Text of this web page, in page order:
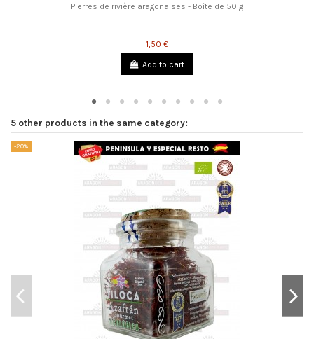
Pierres de rivière aragonaises - Boîte de 50 g
1,50 €
Add to cart
5 other products in the same category:
-20%